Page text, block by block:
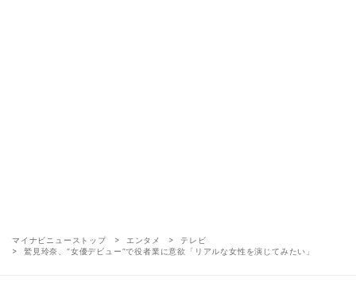
マイナビニューストップ エンタメ
テレビ
鷲見玲奈、“女優デビュー”で役者業に意欲「リアルな女性を演じてみたい」